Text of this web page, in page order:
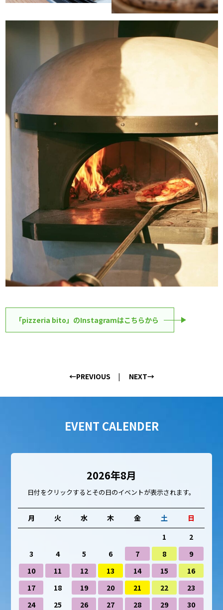
「pizzeria bito」のInstagramはこちらから
←PREVIOUS NEXT→
EVENT CALENDER
2026年8月
日付をクリックするとその日のイベントが表示されます。
月 火 水 木 金 土
日
1
2
3
4 5 6 7 8
9
10
11 12 13 14 15
16
17
18 19 20 21 22
23
24
25 26 27 28 29
30